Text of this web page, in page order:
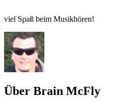
viel Spaß beim Musikhören!
Über Brain McFly